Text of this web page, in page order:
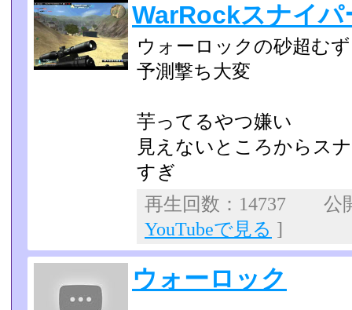
WarRockスナイパ
ウォーロックの砂超む
予測撃ち大変
芋ってるやつ嫌い
見えないところからス
すぎ
再生回数：14737 公
YouTubeで見る ]
ウォーロック